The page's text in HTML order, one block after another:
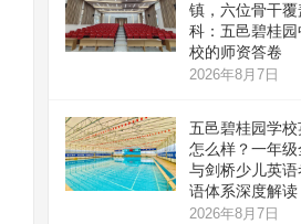
镇，六位骨干
科：五邑碧桂
校的师资答卷
2026年8月7日
五邑碧桂园学
怎么样？一年
与剑桥少儿英语
语体系深度解读
2026年8月7日